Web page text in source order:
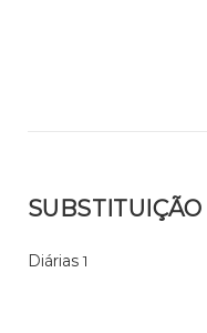
SUBSTITUIÇÃO
Diárias 1